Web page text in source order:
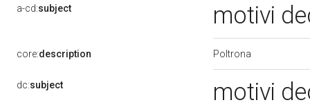
a-cd:subject motivi
core:description Poltrona
dc:subject motivi